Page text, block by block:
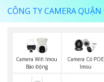
CÔNG TY CAMERA QUẬN
Camera Wifi Imou
Báo Động
Camera Có POE
Imou